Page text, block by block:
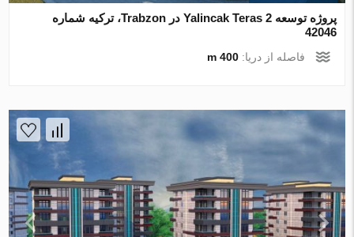
پروژه توسعه Yalincak Teras 2 در Trabzon، ترکیه شماره
42046
فاصله از دریا:400 m